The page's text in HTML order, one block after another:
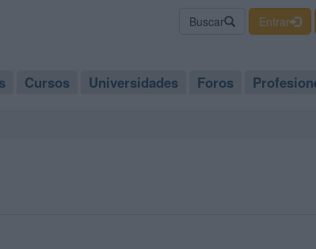
Buscar Entrar
Cursos Universidades Foros